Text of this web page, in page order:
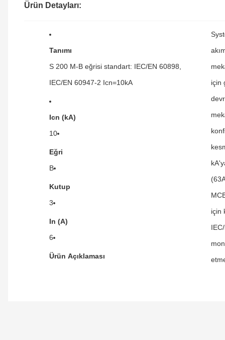
Ürün Detayları:
Tanımı
S 200 M-B eğrisi standart: IEC/EN 60898,
IEC/EN 60947-2 Icn=10kA
Icn (kA)
10
Eğri
B
Kutup
3
In (A)
6
Ürün Açıklaması
için
için